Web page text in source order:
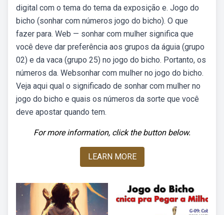
digital com o tema do tema da exposição e. Jogo do
bicho (sonhar com números jogo do bicho). O que
fazer para. Web — sonhar com mulher significa que
você deve dar preferência aos grupos da águia (grupo
02) e da vaca (grupo 25) no jogo do bicho. Portanto, os
números da. Websonhar com mulher no jogo do bicho.
Veja aqui qual o significado de sonhar com mulher no
jogo do bicho e quais os números da sorte que você
deve apostar quando tem.
For more information, click the button below.
LEARN MORE